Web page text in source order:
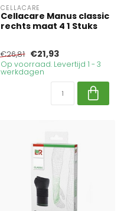
CELLACARE
Cellacare Manus classic
rechts maat 4 1 Stuks
€26,81 €21,93
Op voorraad. Levertijd 1 - 3
werkdagen